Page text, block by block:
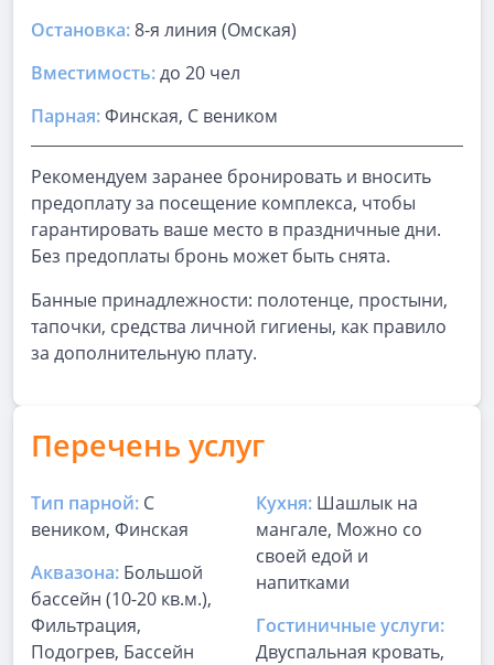
Остановка:8-я линия (Омская)
Вместимость:до 20 чел
Парная:Финская, С веником
Рекомендуем заранее бронировать и вносить
предоплату за посещение комплекса, чтобы
гарантировать ваше место в праздничные дни.
Без предоплаты бронь может быть снята.
Банные принадлежности: полотенце, простыни,
тапочки, средства личной гигиены, как правило
за дополнительную плату.
Перечень услуг
Тип парной: С
веником, Финская
Аквазона: Большой
бассейн (10-20 кв.м.),
Фильтрация,
Подогрев, Бассейн
Кухня: Шашлык на
мангале, Можно со
своей едой и
напитками
Гостиничные услуги:
Двуспальная кровать,